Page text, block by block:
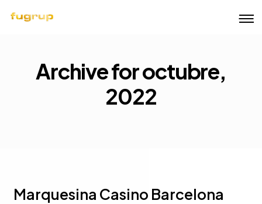
Archive for octubre,
2022
Marquesina Casino Barcelona